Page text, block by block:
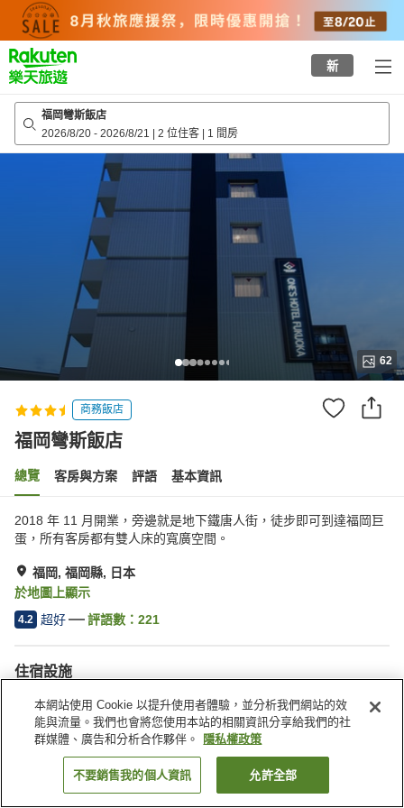
top
page
新
福岡彎斯飯店
2026/8/20 - 2026/8/21 | 2 位住客 | 1 間房
62
商務飯店
福岡彎斯飯店
總覽 客房與方案 評語 基本資訊
2018 年 11 月開業，旁邊就是地下鐵唐人街，徒步即可到達福岡巨
蛋，所有客房都有雙人床的寬廣空間。
福岡, 福岡縣, 日本
於地圖上顯示
4.2 超好 評語數： 221
住宿設施
Spa／美容沙龍
餐廳
自動販賣機
付費洗衣房
找客房
本網站使用 Cookie 以提升使用者體驗，並分析我們網站的效
能與流量。我們也會將您使用本站的相關資訊分享給我們的社
群媒體、廣告和分析合作夥伴。
隱私權政策
不要銷售我的個人資訊 允許全部